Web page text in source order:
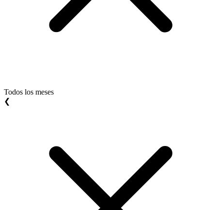
Todos los meses
❮